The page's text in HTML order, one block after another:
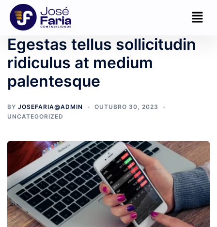
Egestas tellus sollicitudin
ridiculus at medium
palentesque
BY JOSEFARIA@ADMIN
OUTUBRO 30, 2023
UNCATEGORIZED